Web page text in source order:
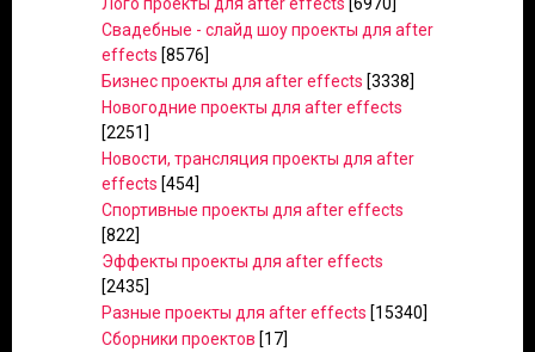
Свадебные - слайд шоу проекты для after
effects [8576]
Бизнес проекты для after effects [3338]
Новогодние проекты для after effects
[2251]
Новости, трансляция проекты для after
effects [454]
Спортивные проекты для after effects
[822]
Эффекты проекты для after effects
[2435]
Разные проекты для after effects [15340]
Сборники проектов [17]